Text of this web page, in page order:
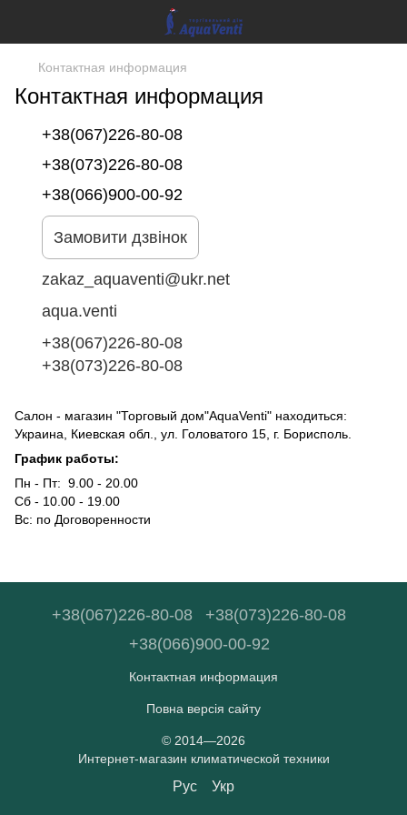
Контактная информация
Контактная информация
+38(067)226-80-08
+38(073)226-80-08
+38(066)900-00-92
Замовити дзвінок
zakaz_aquaventi@ukr.net
aqua.venti
+38(067)226-80-08
+38(073)226-80-08
Салон - магазин "Торговый дом"AquaVenti" находиться:
Украина, Киевская обл., ул. Головатого 15, г. Борисполь.
График работы:
Пн - Пт: 9.00 - 20.00
Сб - 10.00 - 19.00
Вс: по Договоренности
+38(067)226-80-08
+38(073)226-80-08
+38(066)900-00-92
Контактная информация
Повна версія сайту
© 2014—2026
Интернет-магазин климатической техники
Рус Укр